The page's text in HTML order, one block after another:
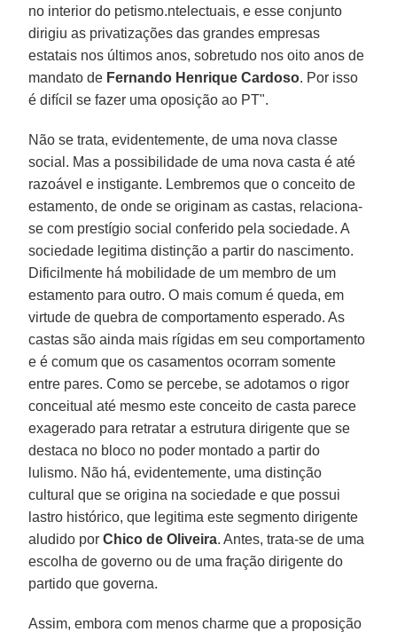
no interior do petismo.ntelectuais, e esse conjunto
dirigiu as privatizações das grandes empresas
estatais nos últimos anos, sobretudo nos oito anos de
mandato de Fernando Henrique Cardoso. Por isso
é difícil se fazer uma oposição ao PT".
Não se trata, evidentemente, de uma nova classe
social. Mas a possibilidade de uma nova casta é até
razoável e instigante. Lembremos que o conceito de
estamento, de onde se originam as castas, relaciona-
se com prestígio social conferido pela sociedade. A
sociedade legitima distinção a partir do nascimento.
Dificilmente há mobilidade de um membro de um
estamento para outro. O mais comum é queda, em
virtude de quebra de comportamento esperado. As
castas são ainda mais rígidas em seu comportamento
e é comum que os casamentos ocorram somente
entre pares. Como se percebe, se adotamos o rigor
conceitual até mesmo este conceito de casta parece
exagerado para retratar a estrutura dirigente que se
destaca no bloco no poder montado a partir do
lulismo. Não há, evidentemente, uma distinção
cultural que se origina na sociedade e que possui
lastro histórico, que legitima este segmento dirigente
aludido porChico de Oliveira. Antes, trata-se de uma
escolha de governo ou de uma fração dirigente do
partido que governa.
Assim, embora com menos charme que a proposição